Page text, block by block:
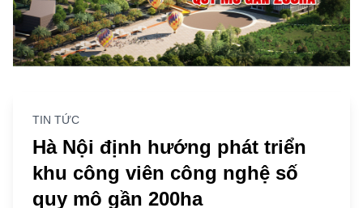
TIN TỨC
Hà Nội định hướng phát triển
khu công viên công nghệ số
quy mô gần 200ha